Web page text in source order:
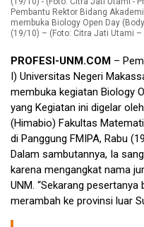
Pembantu Rektor Bidang
membuka Biology Open Day
(19/10) – (Foto: Citra Jati Utami –
PROFESI-UNM.COM –
I) Universitas Negeri
membuka kegiatan Biology
yang Kegiatan ini digelar
(Himabio) Fakultas
di Panggung FMIPA, Rabu
Dalam sambutannya, Ia
karena mengangkat nama
UNM. “Sekarang
merambah ke provinsi luar